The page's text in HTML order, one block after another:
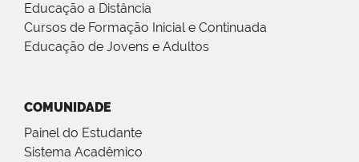
Educação a Distância
Cursos de Formação Inicial e Continuada
Educação de Jovens e Adultos
COMUNIDADE
Painel do Estudante
Sistema Acadêmico